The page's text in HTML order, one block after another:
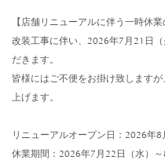
【店舗リニューアルに伴う一時休業
改装工事に伴い、2026年7月21日
だきます。
皆様にはご不便をお掛け致します
上げます。
リニューアルオープン日：2026年
休業期間：2026年7月22日（水）